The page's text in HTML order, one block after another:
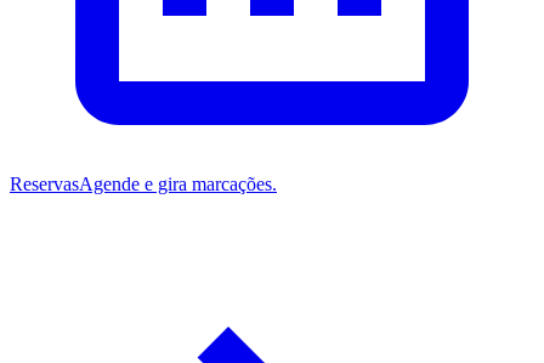
ReservasAgende e gira marcações.